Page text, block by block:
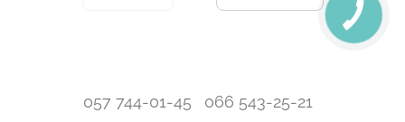
057 744-01-45 066 543-25-21